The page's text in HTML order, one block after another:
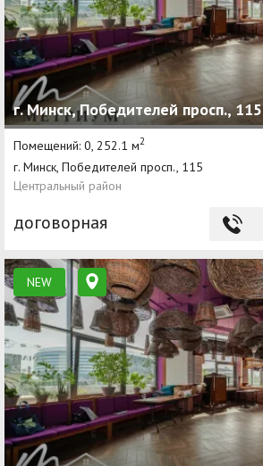
г. Минск, Победителей просп., 115
Помещений: 0, 252.1 м2
г. Минск, Победителей просп., 115
Центральный район
договорная
NEW